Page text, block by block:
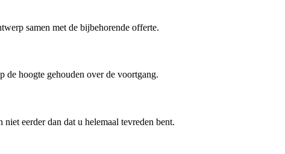
samen met de bijbehorende offerte.
de hoogte gehouden over de voortgang.
eerder dan dat u helemaal tevreden bent.